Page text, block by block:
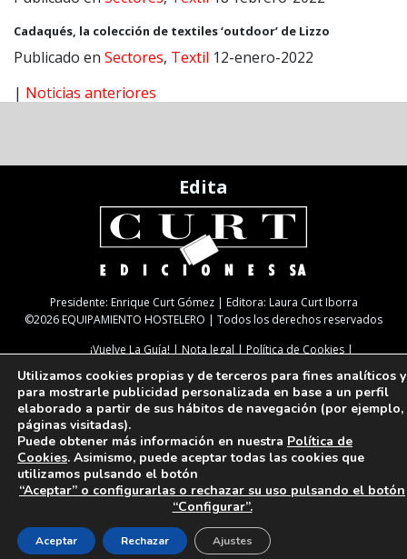
Cadaqués, la colección de textiles ‘outdoor’ de Lizzo
Publicado en Sectores, Textil 12-enero-2022
| Noticias anteriores
Edita
Presidente: Enrique Curt Gómez | Editora: Laura Curt Iborra
©2026 EQUIPAMIENTO HOSTELERO | Todos los derechos reservados
¡Vuelve La Guía!
Nota legal
Política de Cookies
SUSCRIPCIÓN
Paseo de Gracia, 63. 1º 2ª. 08008 Barcelona |933 180 101| Fax 933 183 505
Select Language▼
Utilizamos cookies propias y de terceros para fines analíticos y
para mostrarle publicidad personalizada en base a un perfil
elaborado a partir de sus hábitos de navegación (por ejemplo,
páginas visitadas).
Puede obtener más información en nuestra Política de
Cookies. Asimismo, puede aceptar todas las cookies que
utilizamos pulsando el botón
“Aceptar” o configurarlas o rechazar su uso pulsando el botón
“Configurar”.
Aceptar Rechazar Ajustes